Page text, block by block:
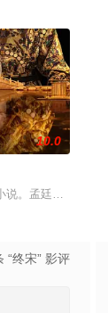
与九门诸人共赴
刑警用自己 的
10.0
说。孟廷辉，大平
“终宋” 影评